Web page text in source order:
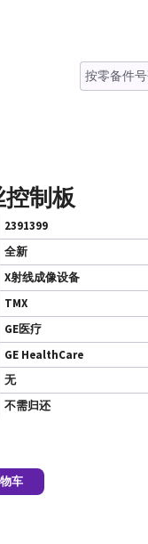
控制板
2391399
全新
X射线成像设备
TMX
GE医疗
GE HealthCare
无
不需归还
车